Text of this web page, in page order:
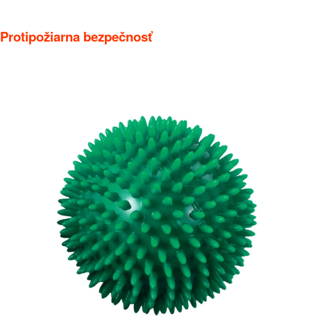
Protipožiarna bezpečnosť